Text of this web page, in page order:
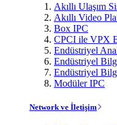
Akıllı Ulaşım
Akıllı Video
Box IPC
CPCI ile VPX
Endüstriyel
Endüstriyel
Endüstriyel
Modüler IPC
Network ve İletişim